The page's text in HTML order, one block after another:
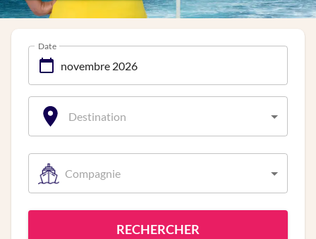
Date
Destination
Compagnie
RECHERCHER